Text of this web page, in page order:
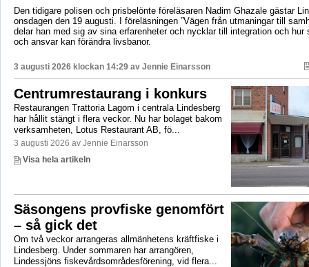
Den tidigare polisen och prisbelönte föreläsaren Nadim Ghazale gästar
onsdagen den 19 augusti. I föreläsningen ”Vägen från utmaningar till
delar han med sig av sina erfarenheter och nycklar till integration och hur
och ansvar kan förändra livsbanor.
3 augusti 2026 klockan 14:29 av Jennie Einarsson
Centrumrestaurang i konkurs
Restaurangen Trattoria Lagom i centrala Lindesberg
har hållit stängt i flera veckor. Nu har bolaget bakom
verksamheten, Lotus Restaurant AB, fö...
3 augusti 2026 av Jennie Einarsson
Visa hela artikeln
Säsongens provfiske genomfört
– så gick det
Om två veckor arrangeras allmänhetens kräftfiske i
Lindesberg. Under sommaren har arrangören,
Lindessjöns fiskevårdsområdesförening, vid flera...